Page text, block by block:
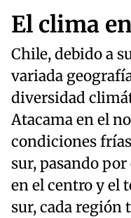
El clima
Chile, debido a
variada
diversidad
Atacama en el
condiciones
sur, pasando
en el centro y el
sur, cada región